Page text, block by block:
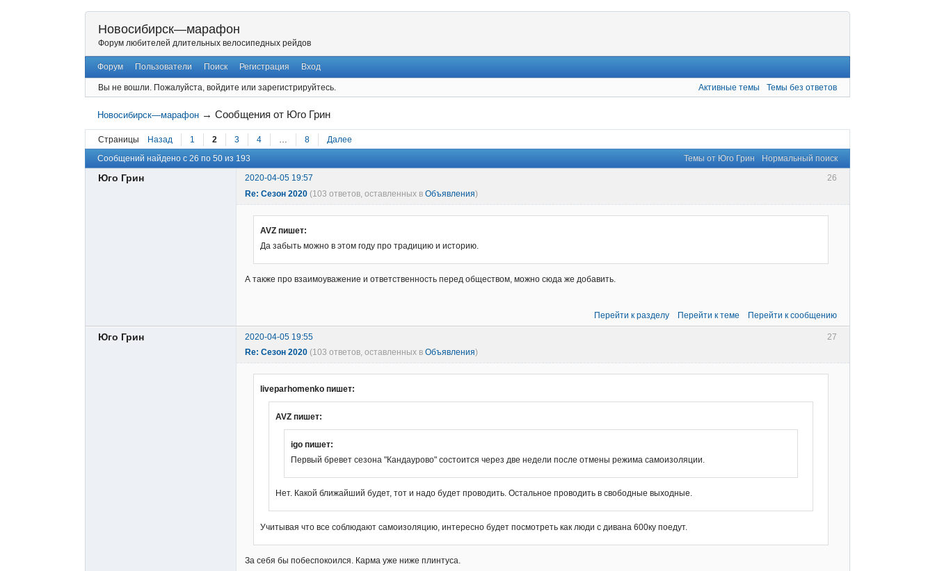
Новосибирск—марафон
Форум любителей длительных велосипедных рейдов
Форум Пользователи Поиск Регистрация Вход
Вы не вошли. Пожалуйста, войдите или зарегистрируйтесь. Активные темы Темы без ответов
Новосибирск—марафон →Сообщения от Юго Грин
Страницы Назад 1 2 3 4 8
Далее
Темы от Юго Грин
Нормальный поиск
Сообщений найдено с 26 по 50 из 193
26
Юго Грин
2020-04-05 19:57
Re: Сезон 2020 (103 ответов, оставленных в Объявления)
AVZ пишет:
Да забыть можно в этом году про традицию и историю.
А также про взаимоуважение и ответственность перед обществом, можно сюда же добавить.
Перейти к разделу Перейти к теме Перейти к сообщению
27
Юго Грин
2020-04-05 19:55
Re: Сезон 2020 (103 ответов, оставленных в Объявления)
liveparhomenko пишет:
AVZ пишет:
igo пишет:
Первый бревет сезона "Кандаурово" состоится через две недели после отмены режима самоизоляции.
Нет. Какой ближайший будет, тот и надо будет проводить. Остальное проводить в свободные выходные.
Учитывая что все соблюдают самоизоляцию, интересно будет посмотреть как люди с дивана 600ку поедут.
За себя бы побеспокоился. Карма уже ниже плинтуса.